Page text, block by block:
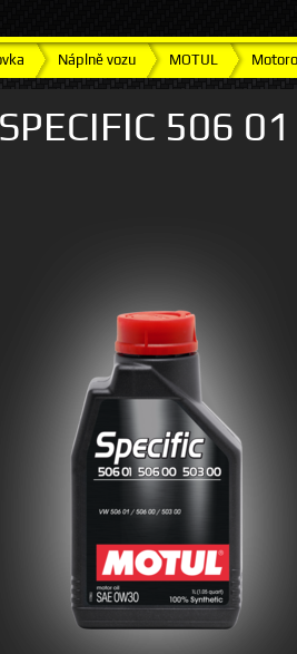
Náplně vozu MOTUL
506